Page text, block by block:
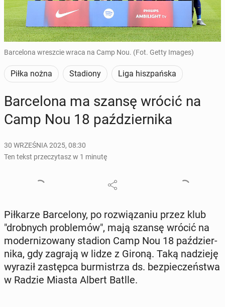
Barcelona wreszcie wraca na Camp Nou. (Fot. Getty Images)
Piłka nożna Stadiony Liga hiszpańska
Bar­ce­lo­na ma szansę wrócić na
Camp Nou 18 paź­dzier­ni­ka
30 WRZEŚNIA 2025, 08:30
Ten tekst przeczytasz w 1 minutę
Pił­ka­rze Bar­ce­lo­ny, po roz­wią­za­niu przez klub
"drob­nych pro­ble­mów", mają szansę wrócić na
mo­der­ni­zo­wa­ny stadion Camp Nou 18 paź­dzier­
ni­ka, gdy zagrają w lidze z Gironą. Taką na­dzie­ję
wyraził za­stęp­ca bur­mi­strza ds. bez­pie­czeń­stwa
w Radzie Miasta Albert Batlle.